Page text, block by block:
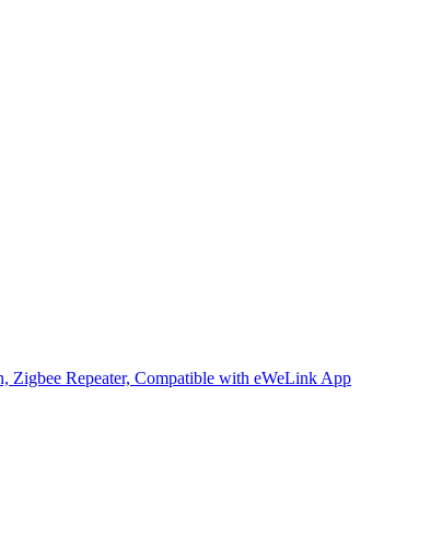
Zigbee Repeater, Compatible with eWeLink App